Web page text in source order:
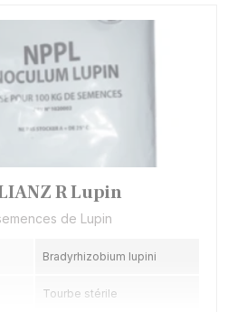
R Lupin
de Lupin
Bradyrhizobium lupini
Tourbe stérile